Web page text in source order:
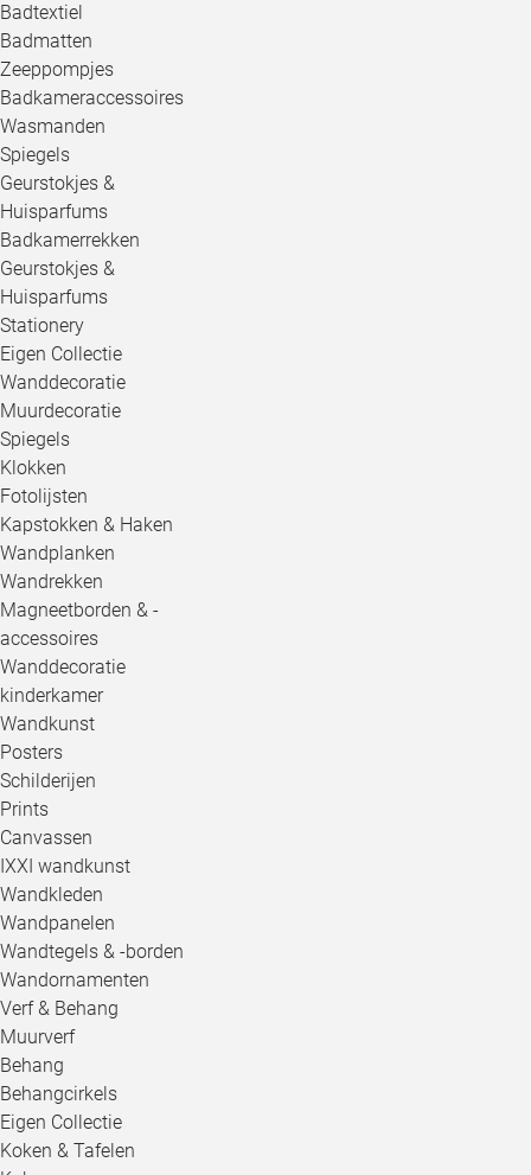
Badtextiel
Badmatten
Zeeppompjes
Badkameraccessoires
Wasmanden
Spiegels
Geurstokjes &
Huisparfums
Badkamerrekken
Geurstokjes &
Huisparfums
Stationery
Eigen Collectie
Wanddecoratie
Muurdecoratie
Spiegels
Klokken
Fotolijsten
Kapstokken & Haken
Wandplanken
Wandrekken
Magneetborden & -
accessoires
Wanddecoratie
kinderkamer
Wandkunst
Posters
Schilderijen
Prints
Canvassen
IXXI wandkunst
Wandkleden
Wandpanelen
Wandtegels & -borden
Wandornamenten
Verf & Behang
Muurverf
Behang
Behangcirkels
Eigen Collectie
Koken & Tafelen